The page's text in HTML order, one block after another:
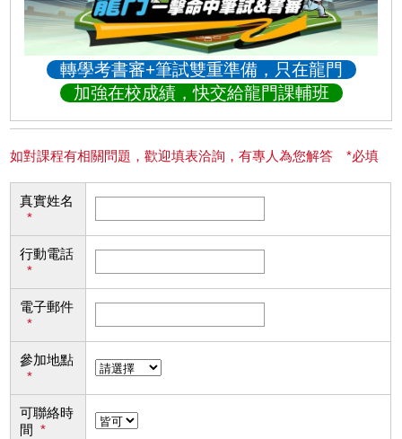
轉學考書審+筆試雙重準備，只在龍門
加強在校成績，快交給龍門課輔班
如對課程有相關問題，歡迎填表洽詢，有專人為您解答 *必填
真實姓名
*
行動電話
*
電子郵件
*
參加地點
*
可聯絡時
間 *